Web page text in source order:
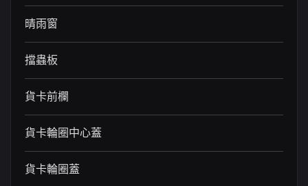
晴雨窗
擋蟲板
貨卡前欄
貨卡輪圈中心蓋
貨卡輪圈蓋